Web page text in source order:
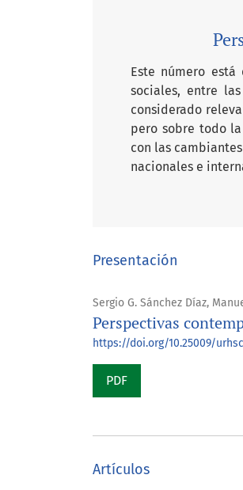
Este número
sociales, entre
considerado
pero sobre todo
con las
nacionales e
Presentación
Sergio G. Sánchez Díaz,
Perspectivas
https://doi.org/10.25009/
PDF
Artículos